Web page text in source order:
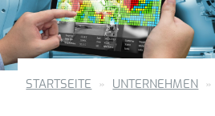
STARTSEITE UNTERNEHMEN